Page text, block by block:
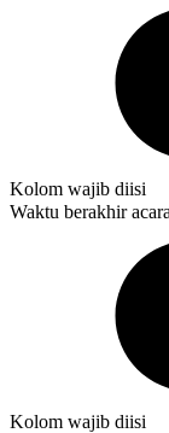
Kolom wajib diisi
Waktu berakhir
Kolom wajib diisi